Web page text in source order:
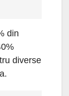
din
diverse